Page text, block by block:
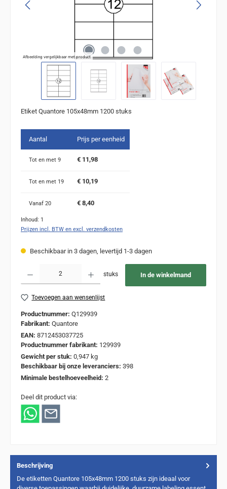
Afbeelding vergelijkbaar met product
Etiket Quantore 105x48mm 1200 stuks
Aantal Prijs per eenheid
Tot en met 9 € 11,98
Tot en met 19 € 10,19
Vanaf 20 € 8,40
Inhoud: 1
Prijzen incl. BTW en excl. verzendkosten
Beschikbaar in 3 dagen, levertijd 1-3 dagen
stuks In de winkelmand
Toevoegen aan wensenlijst
Productnummer: Q129939
Fabrikant: Quantore
EAN: 8712453037725
Productnummer fabrikant: 129939
Gewicht per stuk: 0,947 kg
Beschikbaar bij onze leveranciers: 398
Minimale bestelhoeveelheid: 2
Deel dit product via:
Beschrijving
De etiketten Quantore 105x48mm 1200 stuks zijn ideaal voor